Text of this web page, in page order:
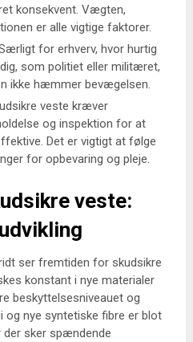
konsekvent. Vægten,
er alle vigtige faktorer.
for erhverv, hvor hurtig
som politiet eller militæret,
ikke hæmmer bevægelsen.
veste kræver
og inspektion for at
Det er vigtigt at følge
for opbevaring og pleje.
veste:
ser fremtiden for skudsikre
konstant i nye materialer
beskyttelsesniveauet og
og nye syntetiske fibre er blot
der sker spændende